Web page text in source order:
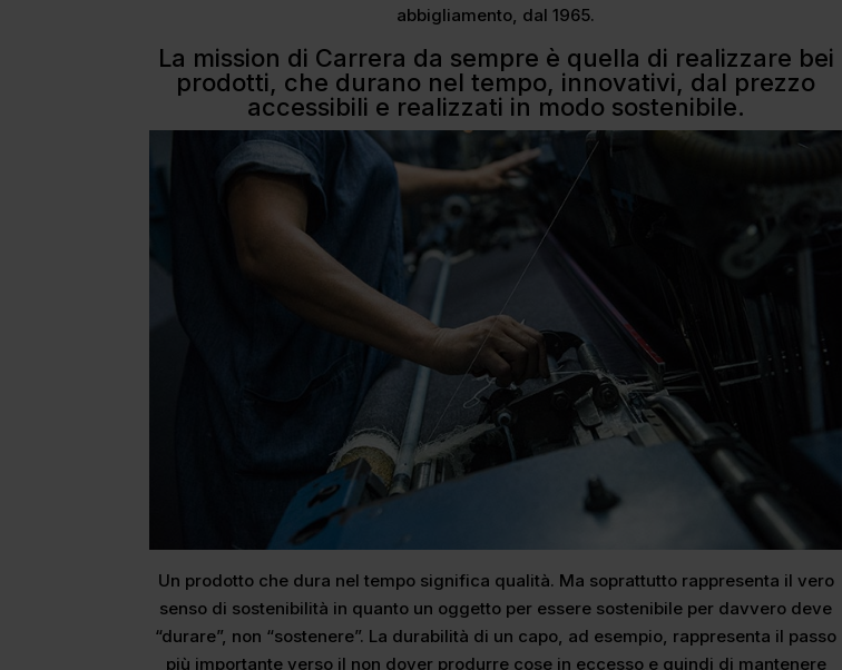
abbigliamento, dal 1965.
La mission di Carrera da sempre è quella di realizzare bei
prodotti, che durano nel tempo, innovativi, dal prezzo
accessibili e realizzati in modo sostenibile.
Un prodotto che dura nel tempo significa qualità. Ma soprattutto rappresenta il vero
senso di sostenibilità in quanto un oggetto per essere sostenibile per davvero deve
“durare”, non “sostenere”. La durabilità di un capo, ad esempio, rappresenta il passo
più importante verso il non dover produrre cose in eccesso e quindi di mantenere